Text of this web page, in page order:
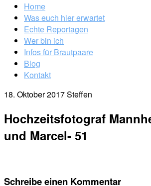
Home
Was euch hier erwartet
Echte Reportagen
Wer bin ich
Infos für Brautpaare
Blog
Kontakt
18. Oktober 2017Steffen
Hochzeitsfotograf
und Marcel- 51
Schreibe einen Kommentar